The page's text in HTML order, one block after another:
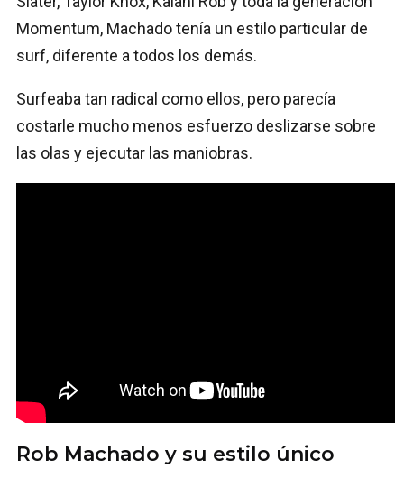
Momentum, Machado tenía un estilo particular de
surf, diferente a todos los demás.
Surfeaba tan radical como ellos, pero parecía
costarle mucho menos esfuerzo deslizarse sobre
las olas y ejecutar las maniobras.
Rob Machado y su estilo único